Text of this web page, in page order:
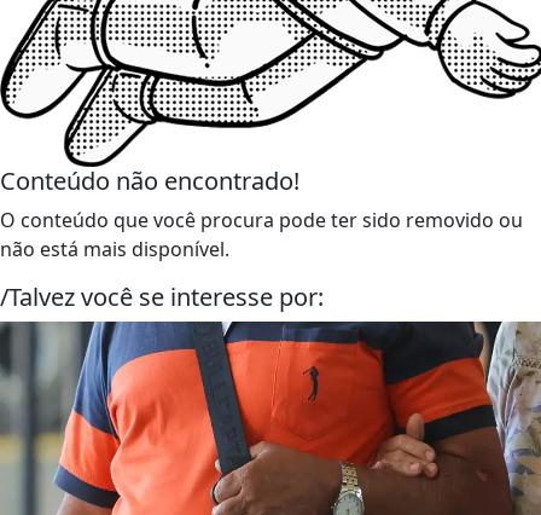
Conteúdo não encontrado!
O conteúdo que você procura pode ter sido removido ou
não está mais disponível.
/Talvez você se interesse por: